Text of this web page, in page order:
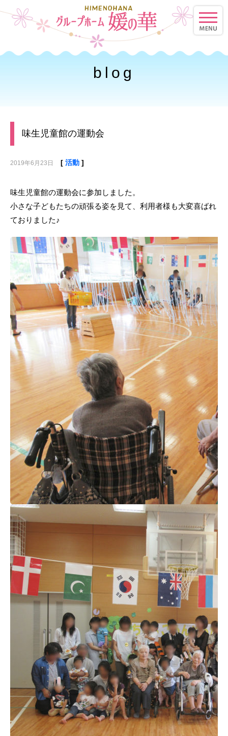
blog
味生児童館の運動会
2019年6月23日 [ 活動]
味生児童館の運動会に参加しました。
小さな子どもたちの頑張る姿を見て、利用者様も大変喜ばれ
ておりました♪